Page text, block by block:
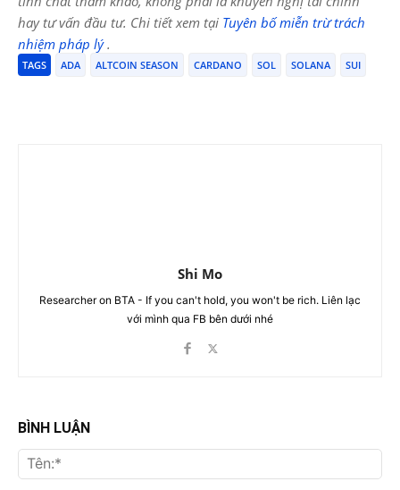
hay tư vấn đầu tư. Chi tiết xem tại Tuyên bố miễn trừ trách
nhiệm pháp lý.
TAGS ADA ALTCOIN SEASON CARDANO SOL SOLANA SUI
Shi Mo
Researcher on BTA - If you can't hold, you won't be rich. Liên lạc
với mình qua FB bên dưới nhé
BÌNH LUẬN